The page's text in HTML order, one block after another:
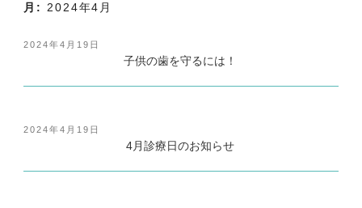
月: 2024年4月
投
2024年4月19日
子供の歯を守るには！
投
2024年4月19日
4月診療日のお知らせ